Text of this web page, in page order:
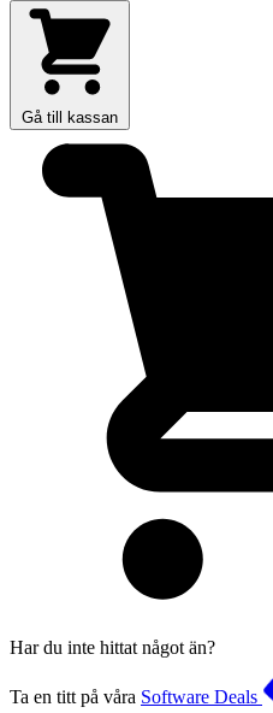
Gå till kassan
Har du inte hittat något än?
Ta en titt på våra Software Deals